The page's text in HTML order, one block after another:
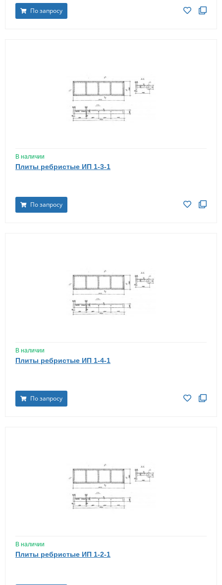
По запросу
В наличии
Плиты ребристые ИП 1-3-1
По запросу
В наличии
Плиты ребристые ИП 1-4-1
По запросу
В наличии
Плиты ребристые ИП 1-2-1